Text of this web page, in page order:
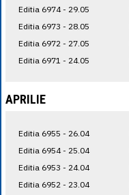
Editia 6974 - 29.05
Editia 6973 - 28.05
Editia 6972 - 27.05
Editia 6971 - 24.05
APRILIE
Editia 6955 - 26.04
Editia 6954 - 25.04
Editia 6953 - 24.04
Editia 6952 - 23.04